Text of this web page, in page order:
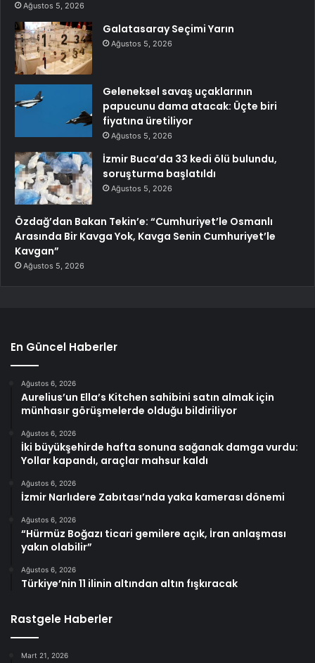
Ağustos 5, 2026
Galatasaray Seçimi Yarın
Ağustos 5, 2026
Geleneksel savaş uçaklarının
papucunu dama atacak: Üçte biri
fiyatına üretiliyor
Ağustos 5, 2026
İzmir Buca’da 33 kedi ölü bulundu,
soruşturma başlatıldı
Ağustos 5, 2026
Özdağ’dan Bakan Tekin’e: “Cumhuriyet’le Osmanlı
Arasında Bir Kavga Yok, Kavga Senin Cumhuriyet’le
Kavgan”
Ağustos 5, 2026
En Güncel Haberler
Ağustos 6, 2026
Aurelius’un Ella’s Kitchen sahibini satın almak için
münhasır görüşmelerde olduğu bildiriliyor
Ağustos 6, 2026
İki büyükşehirde hafta sonuna sağanak damga vurdu:
Yollar kapandı, araçlar mahsur kaldı
Ağustos 6, 2026
İzmir Narlıdere Zabıtası’nda yaka kamerası dönemi
Ağustos 6, 2026
“Hürmüz Boğazı ticari gemilere açık, İran anlaşması
yakın olabilir”
Ağustos 6, 2026
Türkiye’nin 11 ilinin altından altın fışkıracak
Rastgele Haberler
Mart 21, 2026